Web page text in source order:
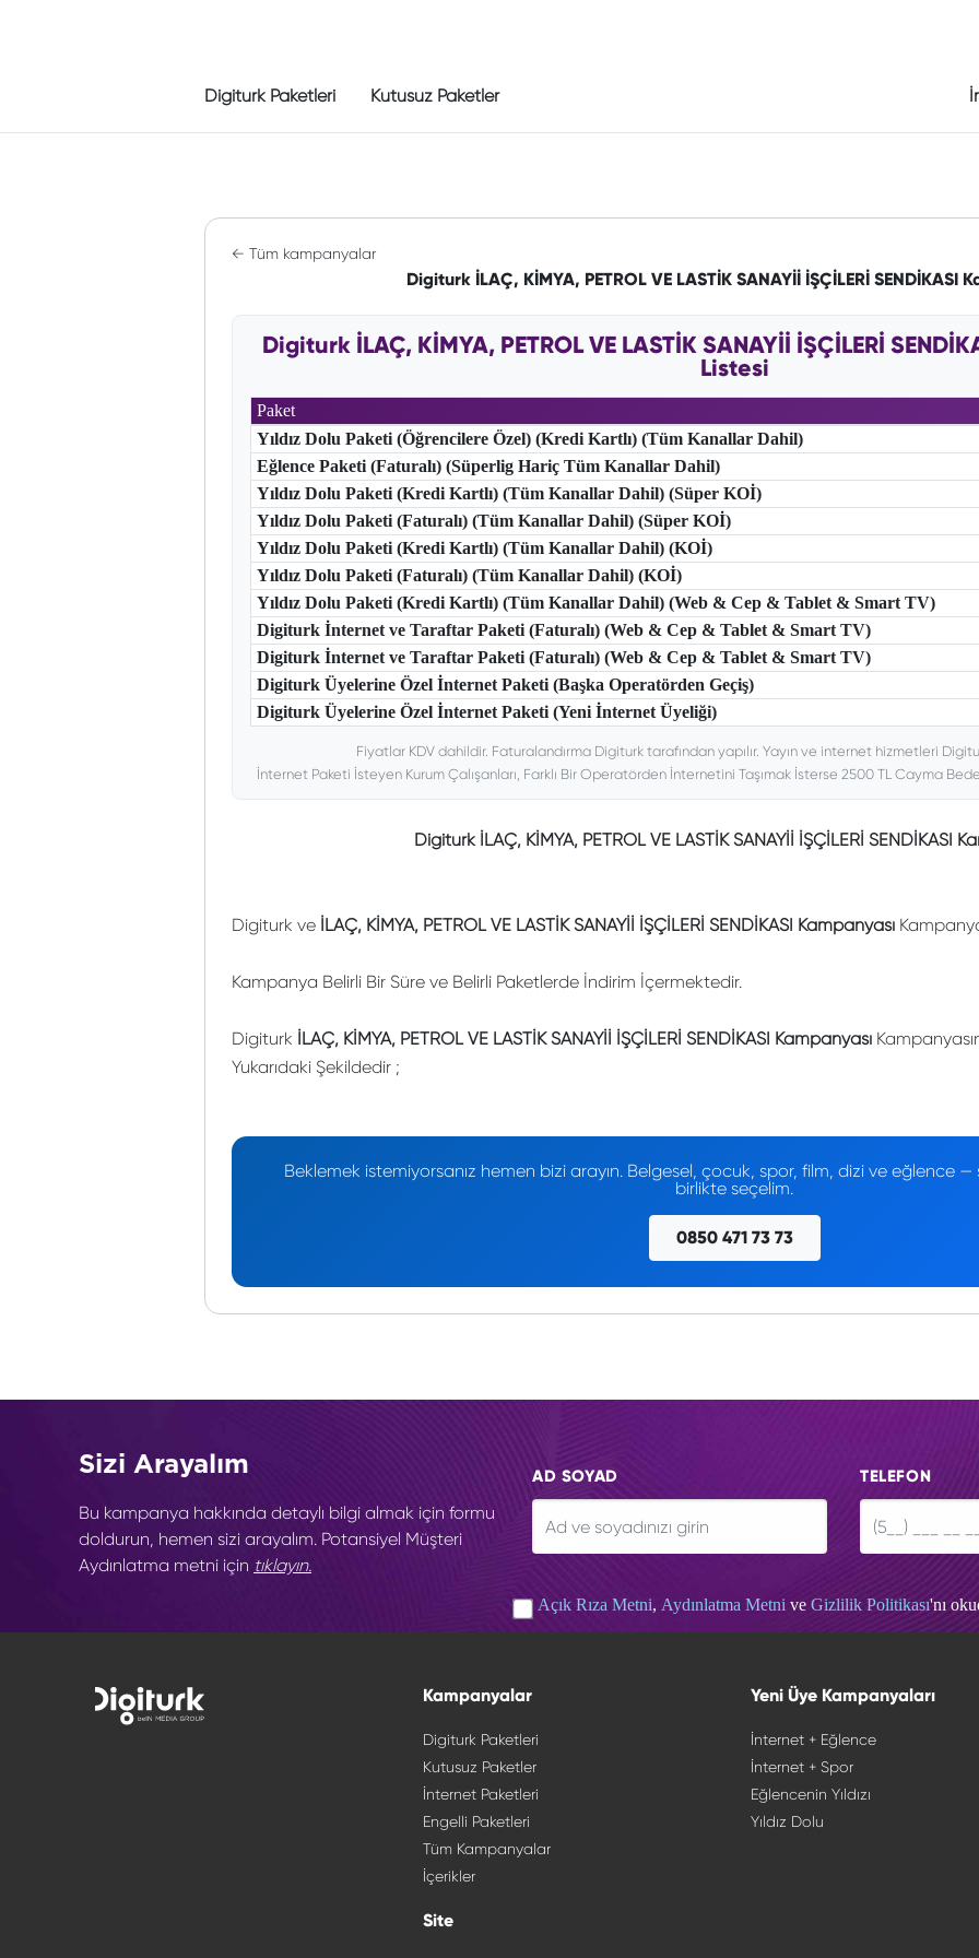
Digiturk Paketleri Kutusuz Paketler
← Tüm kampanyalar
Digiturk İLAÇ, KİMYA, PETROL VE LASTİK SANAYİİ İŞÇİLERİ SENDİKASI
Digiturk İLAÇ, KİMYA, PETROL VE LASTİK SANAYİİ İŞÇİLERİ
Listesi
Paket
Yıldız Dolu Paketi (Öğrencilere Özel) (Kredi Kartlı) (Tüm Kanallar Dahil)
Eğlence Paketi (Faturalı) (Süperlig Hariç Tüm Kanallar Dahil)
Yıldız Dolu Paketi (Kredi Kartlı) (Tüm Kanallar Dahil) (Süper KOİ)
Yıldız Dolu Paketi (Faturalı) (Tüm Kanallar Dahil) (Süper KOİ)
Yıldız Dolu Paketi (Kredi Kartlı) (Tüm Kanallar Dahil) (KOİ)
Yıldız Dolu Paketi (Faturalı) (Tüm Kanallar Dahil) (KOİ)
Yıldız Dolu Paketi (Kredi Kartlı) (Tüm Kanallar Dahil) (Web & Cep & Tablet & Smart TV)
Digiturk İnternet ve Taraftar Paketi (Faturalı) (Web & Cep & Tablet & Smart TV)
Digiturk İnternet ve Taraftar Paketi (Faturalı) (Web & Cep & Tablet & Smart TV)
Digiturk Üyelerine Özel İnternet Paketi (Başka Operatörden Geçiş)
Digiturk Üyelerine Özel İnternet Paketi (Yeni İnternet Üyeliği)
Fiyatlar KDV dahildir. Faturalandırma Digiturk tarafından yapılır. Yayın ve internet hizmetleri
İnternet Paketi İsteyen Kurum Çalışanları, Farklı Bir Operatörden İnternetini Taşımak İsterse 2500 TL Cayma
Digiturk İLAÇ, KİMYA, PETROL VE LASTİK SANAYİİ İŞÇİLERİ SENDİKASI
Digiturk ve İLAÇ, KİMYA, PETROL VE LASTİK SANAYİİ İŞÇİLERİ SENDİKASI Kampanyası
Kampanya Belirli Bir Süre ve Belirli Paketlerde İndirim İçermektedir.
Digiturk İLAÇ, KİMYA, PETROL VE LASTİK SANAYİİ İŞÇİLERİ SENDİKASI Kampanyası
Yukarıdaki Şekildedir ;
Beklemek istemiyorsanız hemen bizi arayın. Belgesel, çocuk, spor, film, dizi ve eğlence
birlikte seçelim.
0850 471 73 73
Sizi Arayalım
Bu kampanya hakkında detaylı bilgi almak için formu
doldurun, hemen sizi arayalım. Potansiyel Müşteri
Aydınlatma metni için tıklayın.
AD SOYAD TELEFON
Açık Rıza Metni, Aydınlatma Metni ve Gizlilik Politikası'nı
Kampanyalar
Digiturk Paketleri
Kutusuz Paketler
İnternet Paketleri
Engelli Paketleri
Tüm Kampanyalar
İçerikler
Site
Yeni Üye Kampanyaları
İnternet + Eğlence
İnternet + Spor
Eğlencenin Yıldızı
Yıldız Dolu